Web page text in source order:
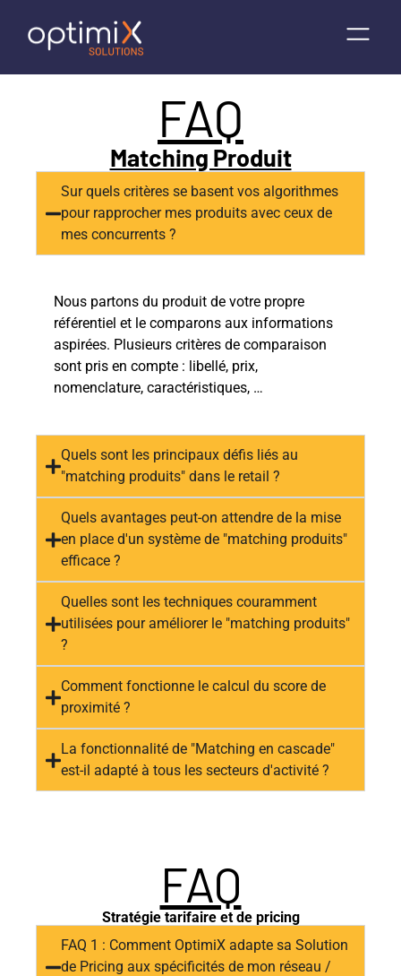
FAQ
Matching Produit
Sur quels critères se basent vos algorithmes
pour rapprocher mes produits avec ceux de
mes concurrents ?
Nous partons du produit de votre propre
référentiel et le comparons aux informations
aspirées. Plusieurs critères de comparaison
sont pris en compte : libellé, prix,
nomenclature, caractéristiques, …
Quels sont les principaux défis liés au
"matching produits" dans le retail ?
Quels avantages peut-on attendre de la mise
en place d'un système de "matching produits"
efficace ?
Quelles sont les techniques couramment
utilisées pour améliorer le "matching produits"
?
Comment fonctionne le calcul du score de
proximité ?
La fonctionnalité de "Matching en cascade"
est-il adapté à tous les secteurs d'activité ?
FAQ
Stratégie tarifaire et de pricing
FAQ 1 : Comment OptimiX adapte sa Solution
de Pricing aux spécificités de mon réseau /